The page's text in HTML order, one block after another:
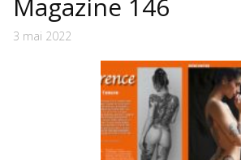
Magazine 146
3 mai 2022